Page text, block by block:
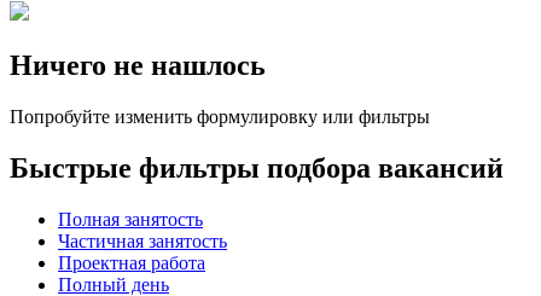
Ничего не нашлось
Попробуйте изменить формулировку или фильтры
Быстрые фильтры подбора вакансий
Полная занятость
Частичная занятость
Проектная работа
Полный день